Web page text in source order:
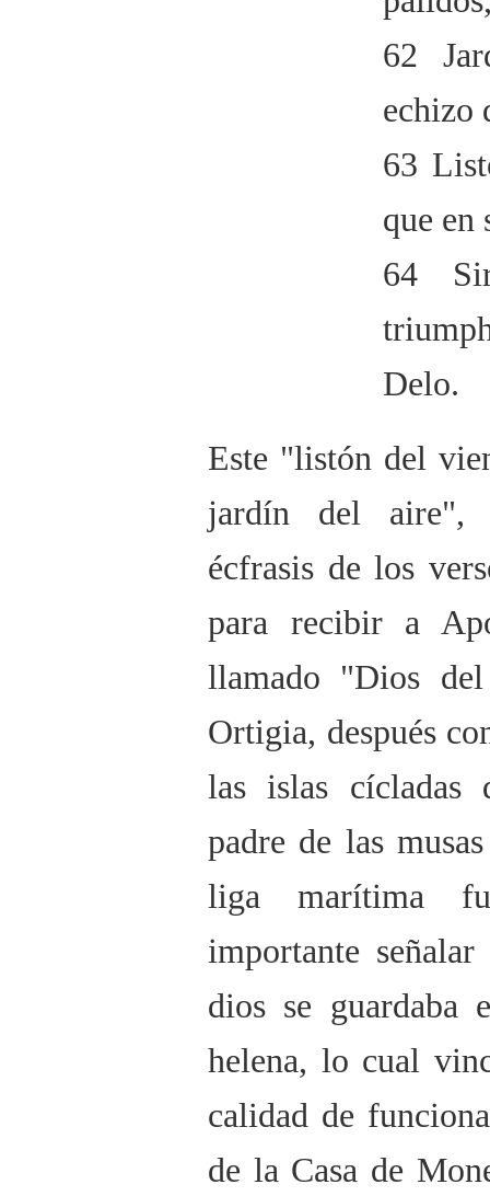
62
echizo
63
que en
64
Delo.
Este "listón del
jardín del aire",
écfrasis de los
para recibir a
llamado "Dios
Ortigia, después
las islas cícladas
padre de las
liga marítima
importante
dios se guardaba
helena, lo cual
calidad de
de la Casa de